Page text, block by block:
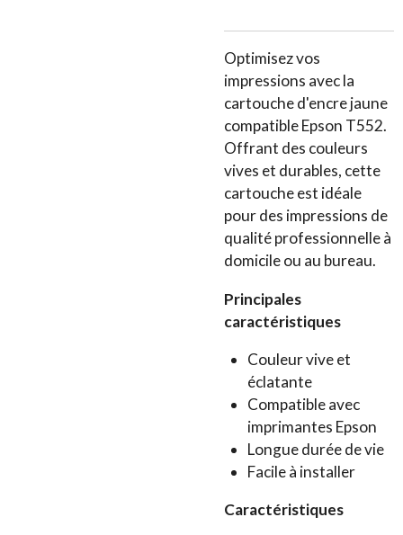
Optimisez vos
impressions avec la
cartouche d'encre jaune
compatible Epson T552.
Offrant des couleurs
vives et durables, cette
cartouche est idéale
pour des impressions de
qualité professionnelle à
domicile ou au bureau.
Principales
caractéristiques
Couleur vive et
éclatante
Compatible avec
imprimantes Epson
Longue durée de vie
Facile à installer
Caractéristiques